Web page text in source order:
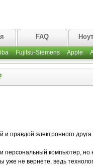
FAQ
Fujitsu-Siemens Apple
и правдой электронного друга
персональный компьютер, но
уже не вернете, ведь